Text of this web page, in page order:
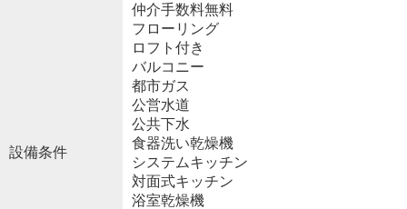
設備条件
仲介手数料無料
フローリング
ロフト付き
バルコニー
都市ガス
公営水道
公共下水
食器洗い乾燥機
システムキッチン
対面式キッチン
浴室乾燥機